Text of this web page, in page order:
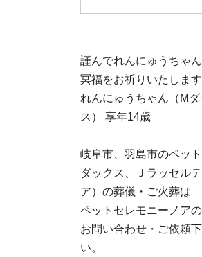
謹んでれんにゅうちゃ
冥福をお祈りいたします
れんにゅうちゃん（Mダ
ス） 享年14歳
岐阜市、羽島市のペッ
ダックス、Ｊラッセルテ
ア）の葬儀・ご火葬は
ペットセレモニーノア
お問い合わせ・ご依頼
い。